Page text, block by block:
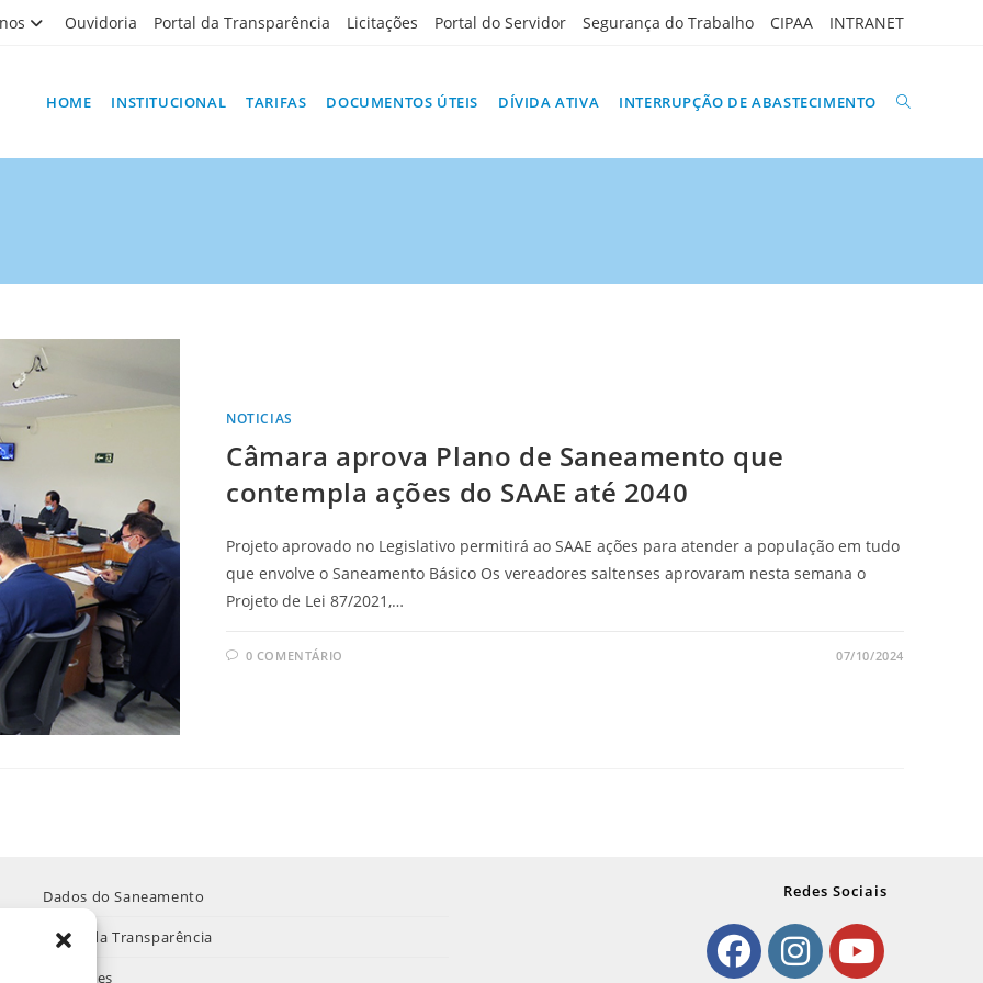
Ouvidoria Portal da Transparência Licitações Portal do Servidor Segurança do Trabalho CIPAA INTRANET
HOME INSTITUCIONAL TARIFAS DOCUMENTOS ÚTEIS DÍVIDA ATIVA INTERRUPÇÃO DE ABASTECIMENTO ALTERNAR
NOTICIAS
Câmara aprova Plano de Saneamento que
contempla ações do SAAE até 2040
Projeto aprovado no Legislativo permitirá ao SAAE ações para atender a população em tudo
que envolve o Saneamento Básico Os vereadores saltenses aprovaram nesta semana o
Projeto de Lei 87/2021,…
0 COMENTÁRIO 07/10/2024
Dados do Saneamento
Portal da Transparência
Licitações
Redes Sociais